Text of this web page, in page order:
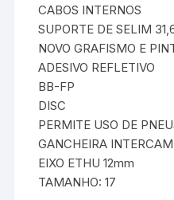
CABOS INTERNOS
SUPORTE DE SELIM
NOVO GRAFISMO E
ADESIVO REFLETIVO
BB-FP
DISC
PERMITE USO DE
GANCHEIRA
EIXO ETHU 12mm
TAMANHO: 17